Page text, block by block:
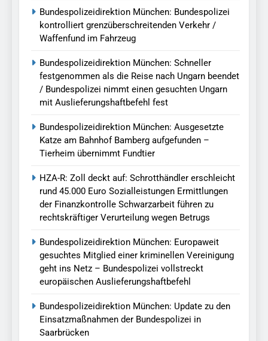
Bundespolizeidirektion München: Bundespolizei
kontrolliert grenzüberschreitenden Verkehr /
Waffenfund im Fahrzeug
Bundespolizeidirektion München: Schneller
festgenommen als die Reise nach Ungarn beendet
/ Bundespolizei nimmt einen gesuchten Ungarn
mit Auslieferungshaftbefehl fest
Bundespolizeidirektion München: Ausgesetzte
Katze am Bahnhof Bamberg aufgefunden –
Tierheim übernimmt Fundtier
HZA-R: Zoll deckt auf: Schrotthändler erschleicht
rund 45.000 Euro Sozialleistungen Ermittlungen
der Finanzkontrolle Schwarzarbeit führen zu
rechtskräftiger Verurteilung wegen Betrugs
Bundespolizeidirektion München: Europaweit
gesuchtes Mitglied einer kriminellen Vereinigung
geht ins Netz – Bundespolizei vollstreckt
europäischen Auslieferungshaftbefehl
Bundespolizeidirektion München: Update zu den
Einsatzmaßnahmen der Bundespolizei in
Saarbrücken